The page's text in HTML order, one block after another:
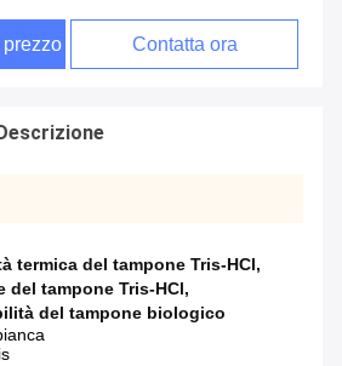
Contatta ora
Descrizione
termica del tampone Tris-HCl,
del tampone Tris-HCl,
del tampone biologico